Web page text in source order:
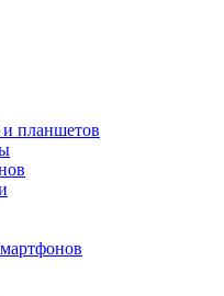
для кресел
защитные
печати, копирования и
планшетов